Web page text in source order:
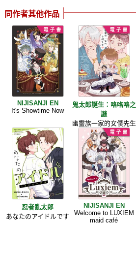
同作者其他作品
NIJISANJI EN
It's Showtime Now
鬼太郎誕生：咯咯咯之
謎
幽靈族一家的女僕先生
忍者亂太郎
あなたのアイドルです
NIJISANJI EN
Welcome to LUXIEM
maid café